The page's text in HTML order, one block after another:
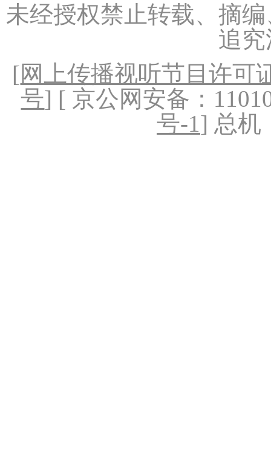
未经授权禁止转载、摘
追
[网上传播视听节目许可
号] [ 京公网安备：
号-1] 总机